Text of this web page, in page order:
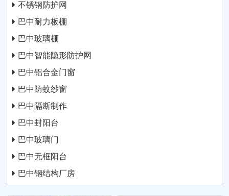
不锈钢防护网
巴中耐力板棚
巴中玻璃棚
巴中智能隐形防护网
巴中铝合金门窗
巴中防蚊纱窗
巴中隔断制作
巴中封阳台
巴中玻璃门
巴中无框阳台
巴中钢结构厂房